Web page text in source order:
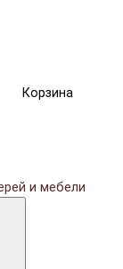
Корзина